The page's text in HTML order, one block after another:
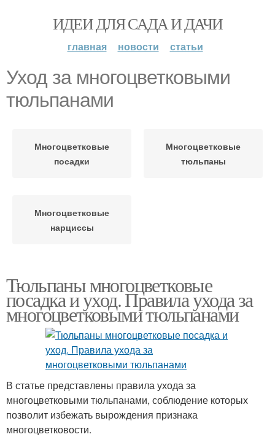
ИДЕИ ДЛЯ САДА И ДАЧИ
главная новости статьи
Уход за многоцветковыми
тюльпанами
Многоцветковые
посадки
Многоцветковые
тюльпаны
Многоцветковые
нарциссы
Тюльпаны многоцветковые
посадка и уход. Правила ухода за
многоцветковыми тюльпанами
В статье представлены правила ухода за
многоцветковыми тюльпанами, соблюдение которых
позволит избежать вырождения признака
многоцветковости.